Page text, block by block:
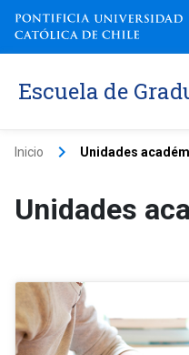
Escuela de
Inicio keyboard_arrow_right Unidades
Unidades